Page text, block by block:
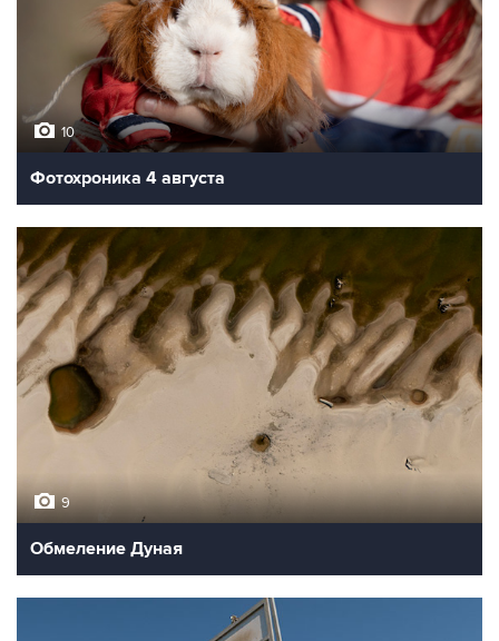
10
Фотохроника 4 августа
9
Обмеление Дуная